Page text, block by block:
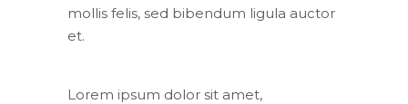
mollis felis, sed bibendum ligula auctor
et.
Lorem ipsum dolor sit amet,